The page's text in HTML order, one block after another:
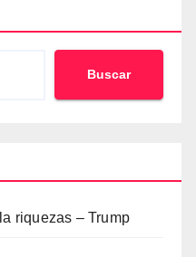
Buscar
riquezas – Trump